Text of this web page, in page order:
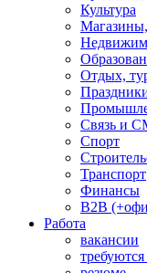
Культура
Отдых,
Связь и
Спорт
Транспорт
Финансы
B2B
Работа
вакансии